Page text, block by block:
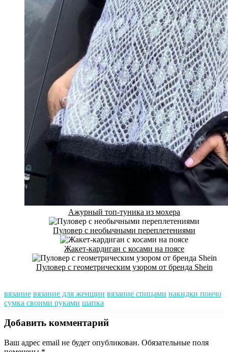
Ажурный топ-туника из мохера
Пуловер с необычными переплетениями
Жакет-кардиган с косами на поясе
Пуловер с геометрическим узором от бренда Shein
вязание вязание для женщин вязание спицами накидки пончо
сумка своими руками шапка
Добавить комментарий
Ваш адрес email не будет опубликован. Обязательные поля